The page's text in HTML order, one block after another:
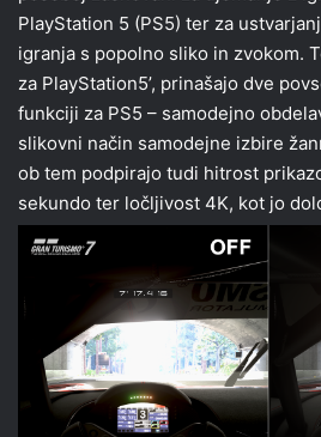
PlayStation 5 (PS5) ter za
igranja s popolno sliko in zvokom.
za PlayStation5’, prinašajo dve
funkciji za PS5 – samodejno
slikovni način samodejne izbire
ob tem podpirajo tudi hitrost
sekundo ter ločljivost 4K, kot jo